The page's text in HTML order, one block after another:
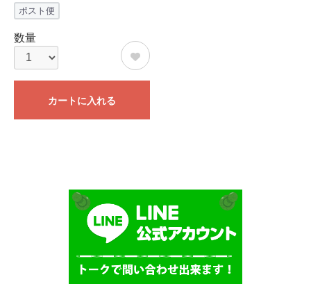
ポスト便
数量
カートに入れる